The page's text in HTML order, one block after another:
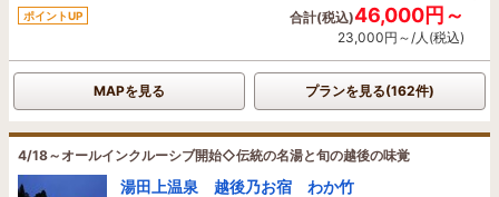
ポイントUP 合計(税込)46,000円～
23,000円～/人(税込)
MAPを見る プランを見る(162件)
4/18～オールインクルーシブ開始◇伝統の名湯と旬の越後の味覚
湯田上温泉 越後乃お宿 わか竹